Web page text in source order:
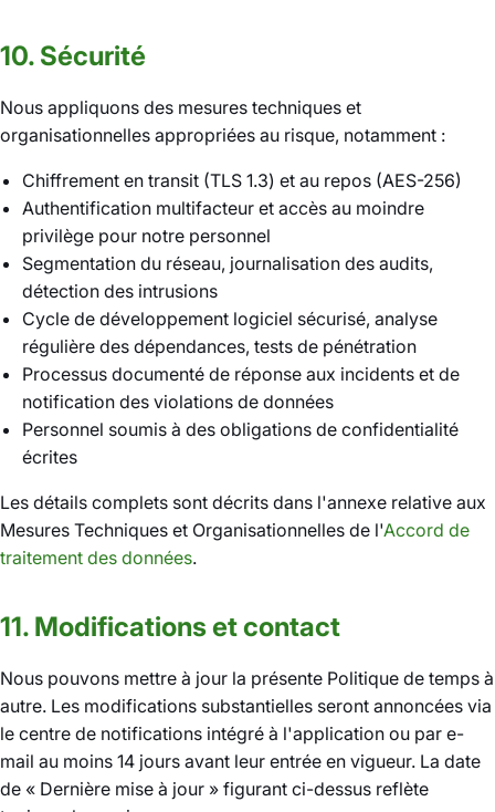
10. Sécurité
Nous appliquons des mesures techniques et
organisationnelles appropriées au risque, notamment :
Chiffrement en transit (TLS 1.3) et au repos (AES-256)
Authentification multifacteur et accès au moindre
privilège pour notre personnel
Segmentation du réseau, journalisation des audits,
détection des intrusions
Cycle de développement logiciel sécurisé, analyse
régulière des dépendances, tests de pénétration
Processus documenté de réponse aux incidents et de
notification des violations de données
Personnel soumis à des obligations de confidentialité
écrites
Les détails complets sont décrits dans l'annexe relative aux
Mesures Techniques et Organisationnelles de l'Accord de
traitement des données.
11. Modifications et contact
Nous pouvons mettre à jour la présente Politique de temps à
autre. Les modifications substantielles seront annoncées via
le centre de notifications intégré à l'application ou par e-
mail au moins 14 jours avant leur entrée en vigueur. La date
de « Dernière mise à jour » figurant ci-dessus reflète